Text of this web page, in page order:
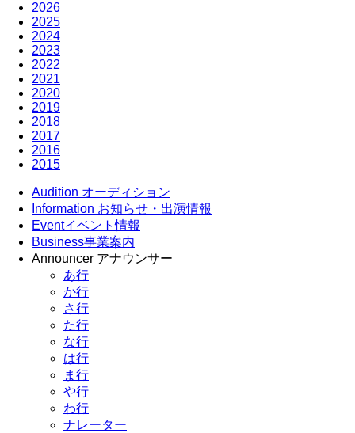
2026
2025
2024
2023
2022
2021
2020
2019
2018
2017
2016
2015
Audition オーディション
Information お知らせ・出演情報
Eventイベント情報
Business事業案内
Announcer アナウンサー
あ行
か行
さ行
た行
な行
は行
ま行
や行
わ行
ナレーター